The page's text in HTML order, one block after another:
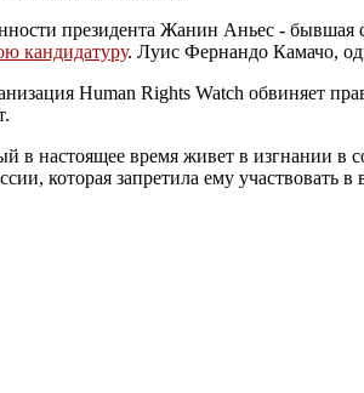
президента Жанин Аньес - бывшая
кандидатуру. Луис Фернандо Камачо,
Human Rights Watch обвиняет
в настоящее время живет в изгнании в
которая запретила ему участвовать